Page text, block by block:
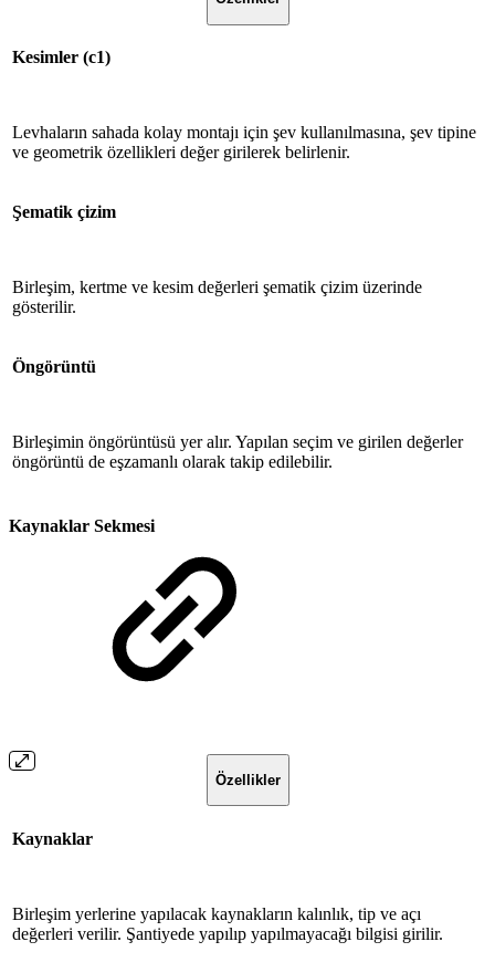
Kesimler (c1)
Levhaların sahada kolay montajı için şev kullanılmasına, şev tipine
ve geometrik özellikleri değer girilerek belirlenir.
Şematik çizim
Birleşim, kertme ve kesim değerleri şematik çizim üzerinde
gösterilir.
Öngörüntü
Birleşimin öngörüntüsü yer alır. Yapılan seçim ve girilen değerler
öngörüntü de eşzamanlı olarak takip edilebilir.
Kaynaklar Sekmesi
Özellikler
Kaynaklar
Birleşim yerlerine yapılacak kaynakların kalınlık, tip ve açı
değerleri verilir. Şantiyede yapılıp yapılmayacağı bilgisi girilir.